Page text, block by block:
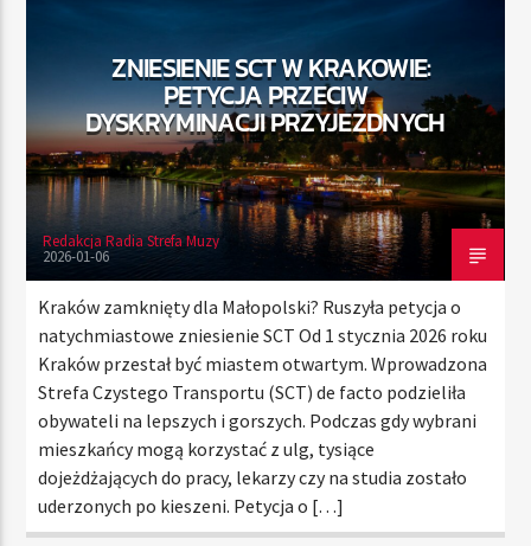
TERAZ
RADIO STREFA MUZY
00:00 24:00
Radio Strefa Muzy
ZNIESIENIE SCT W KRAKOWIE:
PETYCJA PRZECIW
DYSKRYMINACJI PRZYJEZDNYCH
Redakcja Radia Strefa Muzy
2026-01-06
Kraków zamknięty dla Małopolski? Ruszyła petycja o
natychmiastowe zniesienie SCT Od 1 stycznia 2026 roku
Kraków przestał być miastem otwartym. Wprowadzona
Strefa Czystego Transportu (SCT) de facto podzieliła
obywateli na lepszych i gorszych. Podczas gdy wybrani
mieszkańcy mogą korzystać z ulg, tysiące
dojeżdżających do pracy, lekarzy czy na studia zostało
uderzonych po kieszeni. Petycja o […]